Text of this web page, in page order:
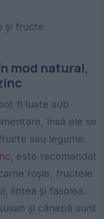
mod natural,
fi luate sub
însă ele se
sau legume.
, este recomandat
roșie, fructele
lintea și fasolea.
și cânepă sunt